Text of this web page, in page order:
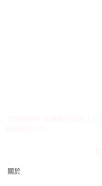
關於